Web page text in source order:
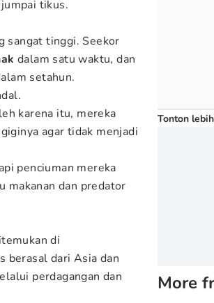
tikus.
sangat tinggi. Seekor
dalam satu waktu, dan
setahun.
karena itu, mereka
agar tidak menjadi
penciuman mereka
makanan dan predator
di
berasal dari Asia dan
perdagangan dan
Tonton
More